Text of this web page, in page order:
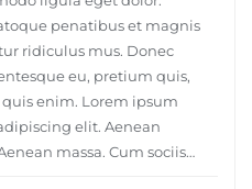
penatibus et magnis
ridiculus mus. Donec
eu, pretium quis,
enim. Lorem ipsum
elit. Aenean
massa. Cum sociis…